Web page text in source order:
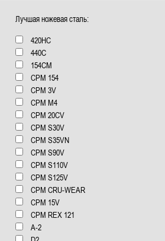
Лучшая ножевая сталь:
420HC
440C
154СМ
CPM 154
CPM 3V
CPM M4
CPM 20CV
CPM S30V
CPM S35VN
CPM S90V
CPM S110V
CPM S125V
CPM CRU-WEAR
CPM 15V
CPM REX 121
А-2